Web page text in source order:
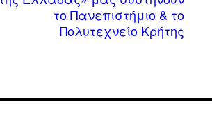
το Πανεπιστήμιο & το
Πολυτεχνείο Κρήτης